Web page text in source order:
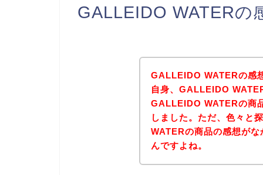
GALLEIDO WATERの
GALLEIDO WATERの感
自身、GALLEIDO
GALLEIDO WATERの商
しました。ただ、色々と
WATERの商品の感想が
んですよね。